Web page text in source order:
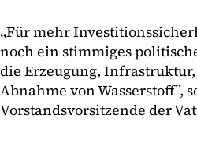
„Für mehr
noch ein stimmiges
die Erzeugung,
Abnahme von Wasserstoff”,
Vorstandsvorsitzende der